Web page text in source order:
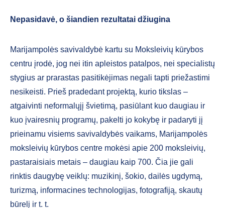
Nepasidavė, o šiandien rezultatai džiugina
Marijampolės savivaldybė kartu su Moksleivių kūrybos
centru įrodė, jog nei itin apleistos patalpos, nei specialistų
stygius ar prarastas pasitikėjimas negali tapti priežastimi
nesikeisti. Prieš pradedant projektą, kurio tikslas –
atgaivinti neformalųjį švietimą, pasiūlant kuo daugiau ir
kuo įvairesnių programų, pakelti jo kokybę ir padaryti jį
prieinamu visiems savivaldybės vaikams, Marijampolės
moksleivių kūrybos centre mokėsi apie 200 moksleivių,
pastaraisiais metais – daugiau kaip 700. Čia jie gali
rinktis daugybę veiklų: muzikinį, šokio, dailės ugdymą,
turizmą, informacines technologijas, fotografiją, skautų
būrelį ir t. t.